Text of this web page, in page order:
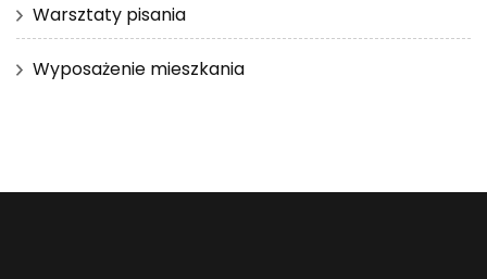
Warsztaty pisania
Wyposażenie mieszkania